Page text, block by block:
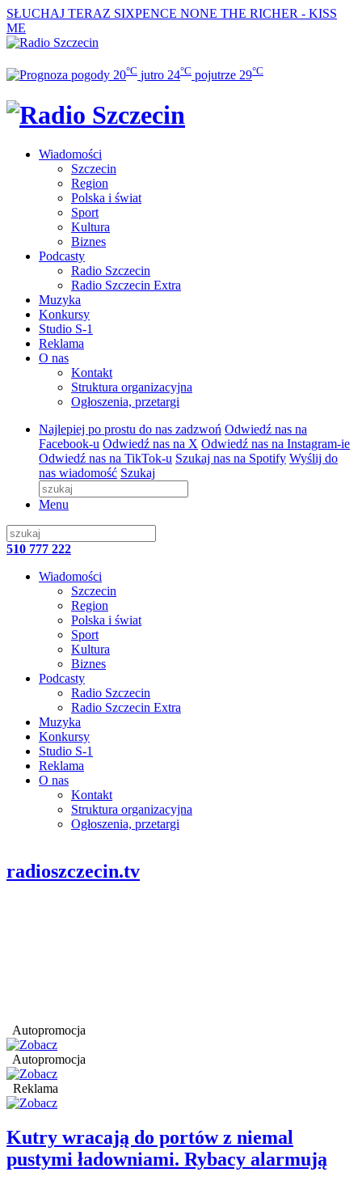
SŁUCHAJ TERAZ SIXPENCE NONE THE RICHER - KISS
ME
20°C jutro 24°C pojutrze 29°C
Wiadomości
Szczecin
Region
Polska i świat
Sport
Kultura
Biznes
Podcasty
Radio Szczecin
Radio Szczecin Extra
Muzyka
Konkursy
Studio S-1
Reklama
O nas
Kontakt
Struktura organizacyjna
Ogłoszenia, przetargi
Najlepiej po prostu do nas zadzwoń Odwiedź nas na
Facebook-u Odwiedź nas na X Odwiedź nas na Instagram-ie
Odwiedź nas na TikTok-u Szukaj nas na Spotify Wyślij do
nas wiadomość Szukaj
Menu
510 777 222
Wiadomości
Szczecin
Region
Polska i świat
Sport
Kultura
Biznes
Podcasty
Radio Szczecin
Radio Szczecin Extra
Muzyka
Konkursy
Studio S-1
Reklama
O nas
Kontakt
Struktura organizacyjna
Ogłoszenia, przetargi
radioszczecin.tv
Autopromocja
Autopromocja
Reklama
Kutry wracają do portów z niemal
pustymi ładowniami. Rybacy alarmują